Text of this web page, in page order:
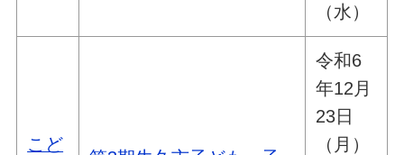
（水）
こど
令和6
年12月
23日
（月）